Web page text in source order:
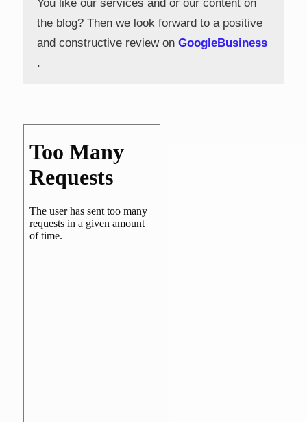
You like our services and or our content on
the blog? Then we look forward to a positive
and constructive review on GoogleBusiness
.